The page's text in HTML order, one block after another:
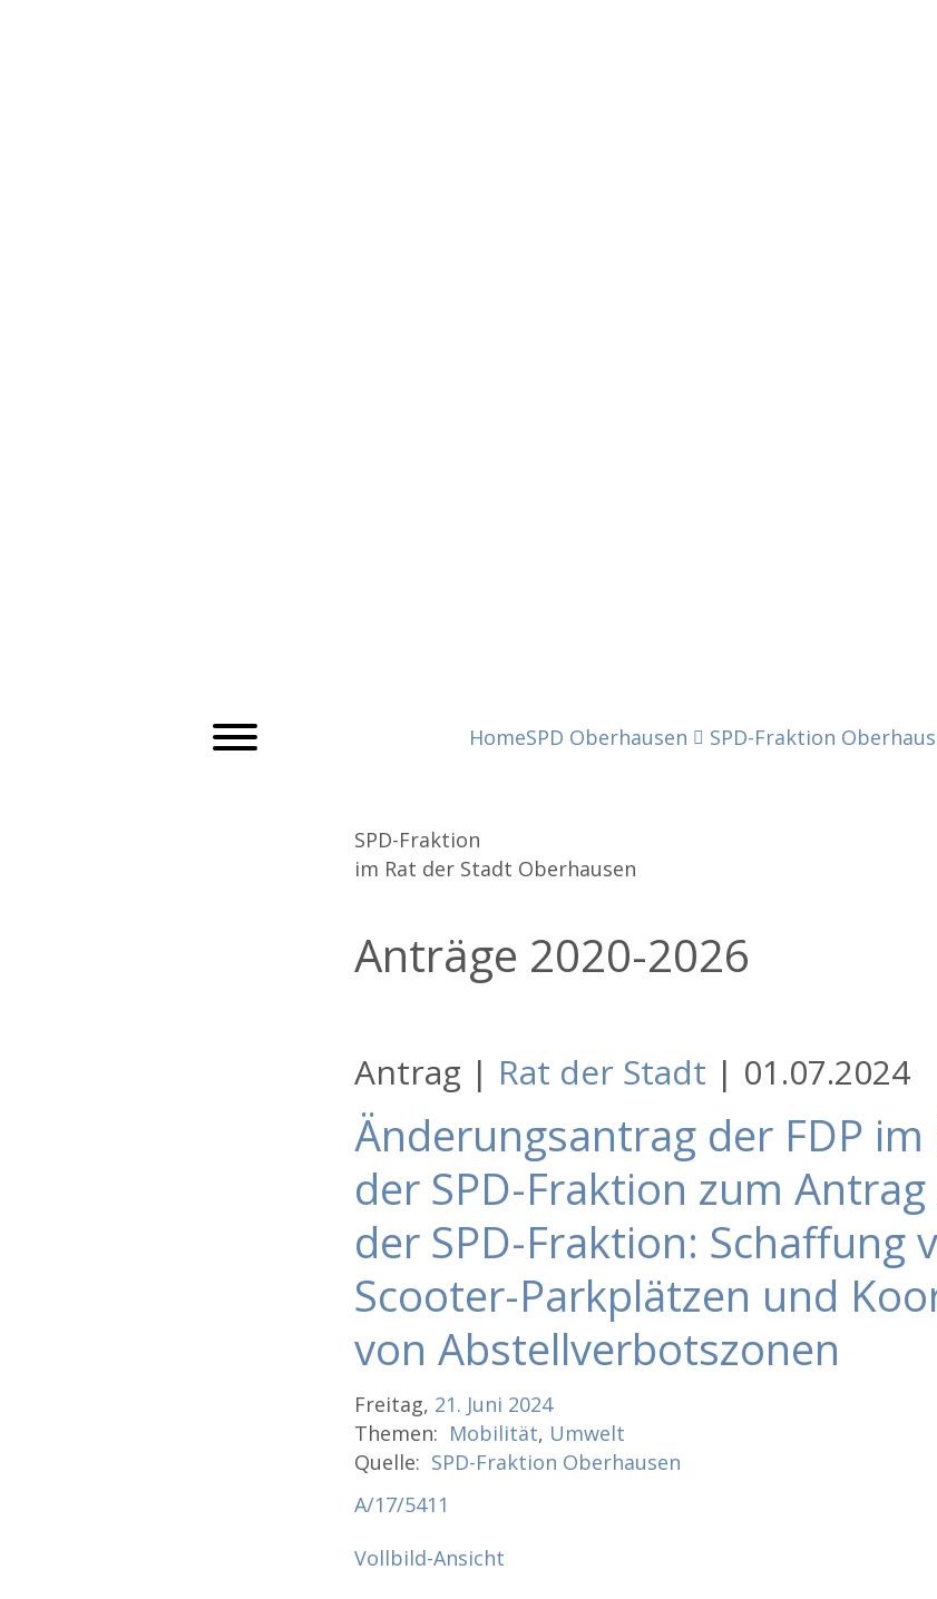
HomeSPD Oberhausen SPD-Fraktion
SPD-Fraktion
im Rat der Stadt Oberhausen
Anträge 2020-2026
Antrag | Rat der Stadt | 01.07.2024
Änderungsantrag der FDP im
der SPD-Fraktion zum
der SPD-Fraktion: Schaffung
Scooter-Parkplätzen und
von Abstellverbotszonen
Freitag, 21. Juni 2024
Themen: Mobilität, Umwelt
Quelle: SPD-Fraktion Oberhausen
A/17/5411
Vollbild-Ansicht